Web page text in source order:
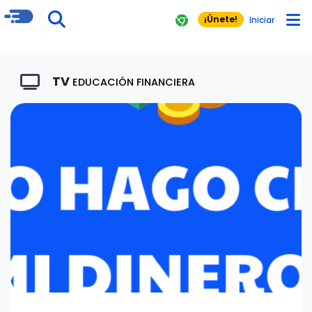
¡Únete! Iniciar
TV EDUCACIÓN FINANCIERA